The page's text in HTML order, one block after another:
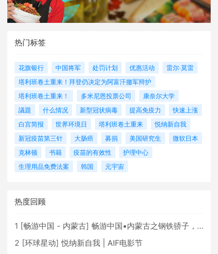
热门标签
花旗银行 中国将军 处罚计划 优惠活动
雷尔·莫雷
塔利班卷土重来！拜登仍决定为阿富汗撤军辩护
塔利班卷土重来！
多米尼恩投票公司
康奈尔大学
議題
什么情况 新型冠状病毒 提高免疫力
快速上涨
白宫简报
世界环境日 塔利班卷土重来
悦纳新自我
新冠疫苗第三针
大肠癌 募捐 美国研究生
微软日本
克林顿
书籍 疫苗的有效性
护理中心
生理用品免费法案
韩国 元宇宙
热度回顾
1 [畅游中国 - 内蒙古] 畅游中国•内蒙古之钢铁骄子，魅力包头
2 [环球星动] 悦纳新自我 | AIF电影节